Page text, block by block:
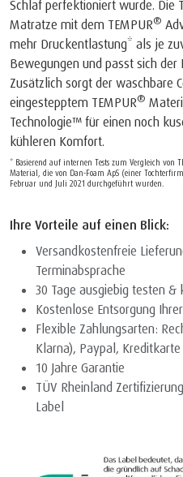
Schlaf perfektioniert wurde. Die
Matratze mit dem TEMPUR®
mehr Druckentlastung* als je
Bewegungen und passt sich
Zusätzlich sorgt der waschbare
eingestepptem TEMPUR®
Technologie™ für einen noch
kühleren Komfort.
* Basierend auf internen Tests zum Vergleich von
Material, die von Dan-Foam ApS (einer
Februar und Juli 2021 durchgeführt wurden.
Ihre Vorteile auf einen Blick:
Versandkostenfreie
Terminabsprache
30 Tage ausgiebig testen
Kostenlose Entsorgung
Flexible Zahlungsarten:
Klarna), Paypal,
10 Jahre Garantie
TÜV Rheinland Zertifizierung
Label